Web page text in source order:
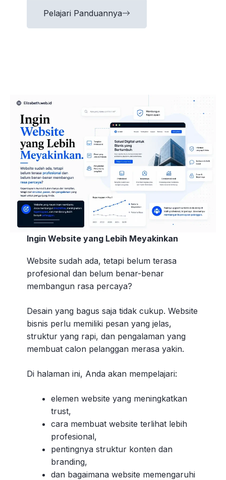
Pelajari Panduannya
Ingin Website yang Lebih Meyakinkan
Website sudah ada, tetapi belum terasa
profesional dan belum benar-benar
membangun rasa percaya?
Desain yang bagus saja tidak cukup. Website
bisnis perlu memiliki pesan yang jelas,
struktur yang rapi, dan pengalaman yang
membuat calon pelanggan merasa yakin.
Di halaman ini, Anda akan mempelajari:
elemen website yang meningkatkan
trust,
cara membuat website terlihat lebih
profesional,
pentingnya struktur konten dan
branding,
dan bagaimana website memengaruhi